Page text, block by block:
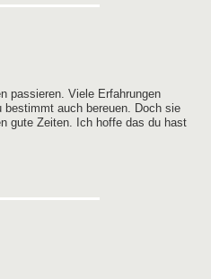
pas­sie­ren. Vie­le Erfah­run­gen
auch bereu­en. Doch sie
gute Zei­ten. Ich hof­fe das du hast